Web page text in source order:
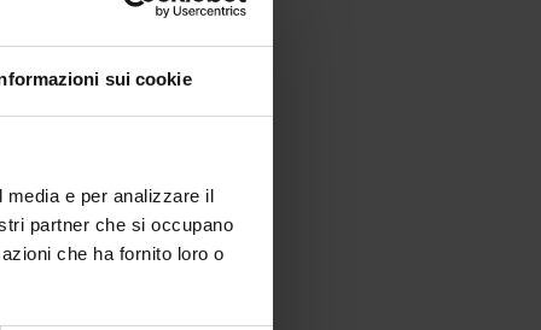
sui cookie
e per analizzare il
partner che si occupano
che ha fornito loro o